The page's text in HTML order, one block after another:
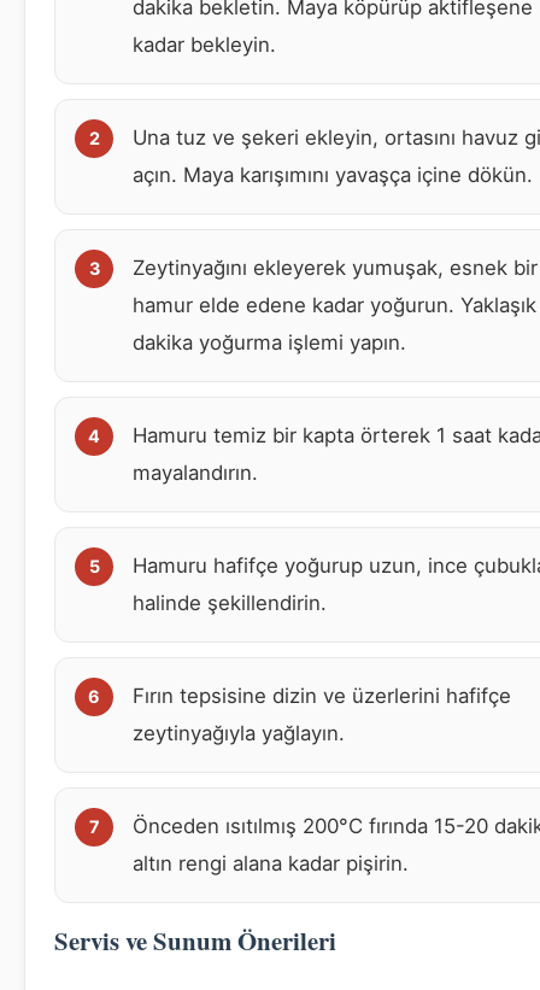
dakika bekletin. Maya köpürüp aktifleşene
kadar bekleyin.
Una tuz ve şekeri ekleyin, ortasını havuz
açın. Maya karışımını yavaşça içine dökün.
Zeytinyağını ekleyerek yumuşak, esnek bir
hamur elde edene kadar yoğurun. Yaklaşık
dakika yoğurma işlemi yapın.
Hamuru temiz bir kapta örterek 1 saat
mayalandırın.
Hamuru hafifçe yoğurup uzun, ince
halinde şekillendirin.
Fırın tepsisine dizin ve üzerlerini hafifçe
zeytinyağıyla yağlayın.
Önceden ısıtılmış 200°C fırında 15-20
altın rengi alana kadar pişirin.
Servis ve Sunum Önerileri